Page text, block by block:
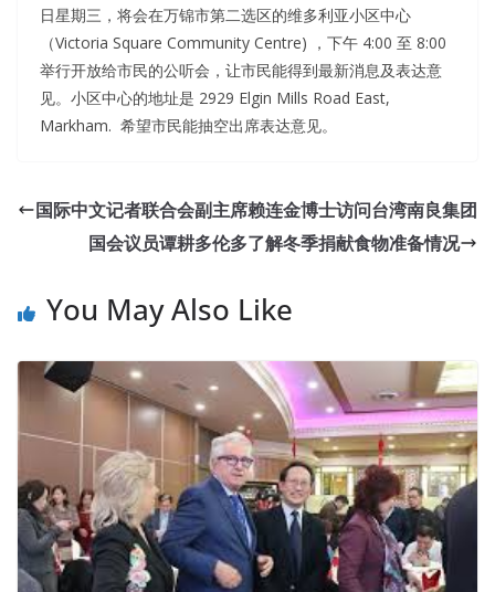
日星期三，将会在万锦市第二选区的维多利亚小区中心
（Victoria Square Community Centre) ，下午 4:00 至 8:00
举行开放给市民的公听会，让市民能得到最新消息及表达意
见。小区中心的地址是 2929 Elgin Mills Road East,
Markham. 希望市民能抽空出席表达意见。
国际中文记者联合会副主席赖连金博士访问台湾南良集团
国会议员谭耕多伦多了解冬季捐献食物准备情况
You May Also Like